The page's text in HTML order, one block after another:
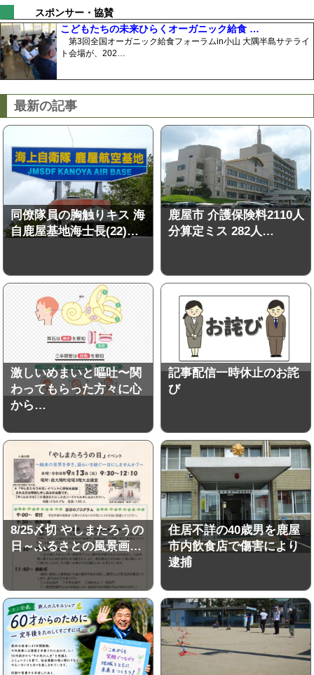
スポンサー・協賛
こどもたちの未来ひらくオーガニック給食 …
第3回全国オーガニック給食フォーラムin小山 大隅半島サテライ
ト会場が、202…
最新の記事
同僚隊員の胸触りキス 海
自鹿屋基地海士長(22)…
鹿屋市 介護保険料2110人
分算定ミス 282人…
激しいめまいと嘔吐〜関
わってもらった方々に心
から…
記事配信一時休止のお詫
び
8/25〆切 やしまたろうの
日～ふるさとの風景画…
住居不詳の40歳男を鹿屋
市内飲食店で傷害により
逮捕